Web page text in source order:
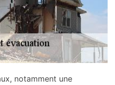
notamment une